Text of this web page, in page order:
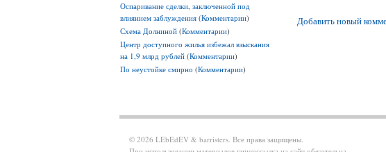
Добавить новый
Оспаривание сделки, заключенной под
влиянием заблуждения (Комментарии)
Схема Долниной (Комментарии)
Центр доступного жилья избежал взыскания
на 1,9 млрд рублей (Комментарии)
По неустойке смирно (Комментарии)
© 2026 LEbEdEV & barristers. Все права защищены.